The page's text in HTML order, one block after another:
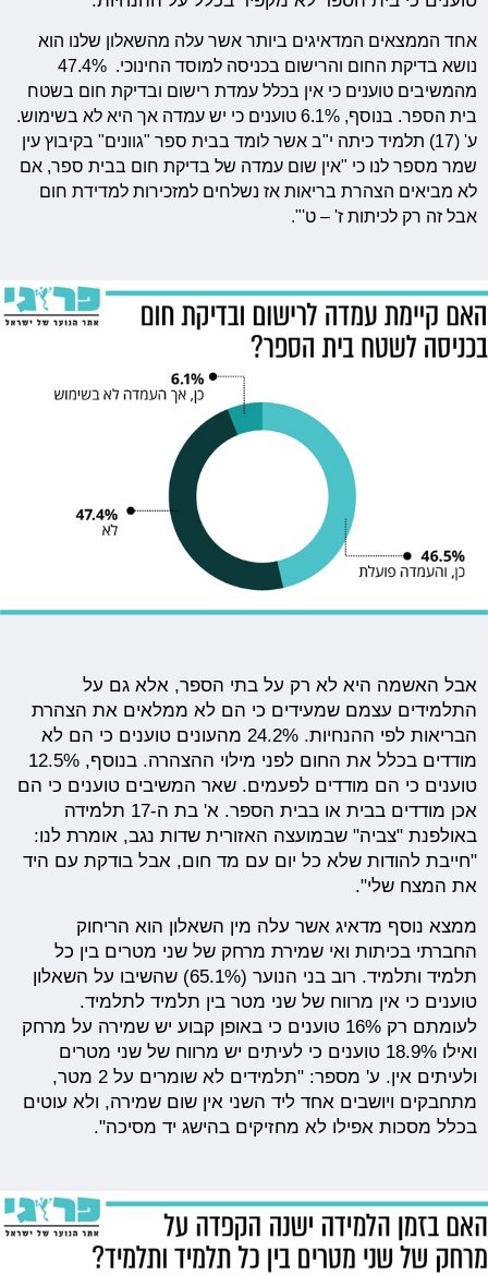
אחד הממצאים המדאיגים ביותר אשר עלה מהשאלון שלנו הוא
נושא בדיקת החום והרישום בכניסה למוסד החינוכי. 47.4%
מהמשיבים טוענים כי אין בכלל עמדת רישום ובדיקת חום בשטח
בית הספר. בנוסף, 6.1% טוענים כי יש עמדה אך היא לא בשימוש.
ע' (17) תלמיד כיתה י"ב אשר לומד בבית ספר "גוונים" בקיבוץ עין
שמר מספר לנו כי "אין שום עמדה של בדיקת חום בבית ספר, אם
לא מביאים הצהרת בריאות אז נשלחים למזכירות למדידת חום
אבל זה רק לכיתות ז' – ט'".
אבל האשמה היא לא רק על בתי הספר, אלא גם על
התלמידים עצמם שמעידים כי הם לא ממלאים את הצהרת
הבריאות לפי ההנחיות. 24.2% מהעונים טוענים כי הם לא
מודדים בכלל את החום לפני מילוי ההצהרה. בנוסף, 12.5%
טוענים כי הם מודדים לפעמים. שאר המשיבים טוענים כי הם
אכן מודדים בבית או בבית הספר. א' בת ה-17 תלמידה
באולפנת "צביה" שבמועצה האזורית שדות נגב, אומרת לנו:
"חייבת להודות שלא כל יום עם מד חום, אבל בודקת עם היד
את המצח שלי".
ממצא נוסף מדאיג אשר עלה מין השאלון הוא הריחוק
החברתי בכיתות ואי שמירת מרחק של שני מטרים בין כל
תלמיד ותלמיד. רוב בני הנוער (65.1%) שהשיבו על השאלון
טוענים כי אין מרווח של שני מטר בין תלמיד לתלמיד.
לעומתם רק 16% טוענים כי באופן קבוע יש שמירה על מרחק
ואילו 18.9% טוענים כי לעיתים יש מרווח של שני מטרים
ולעיתים אין. ע' מספר: "תלמידים לא שומרים על 2 מטר,
מתחבקים ויושבים אחד ליד השני אין שום שמירה, ולא עוטים
בכלל מסכות אפילו לא מחזיקים בהישג יד מסיכה".